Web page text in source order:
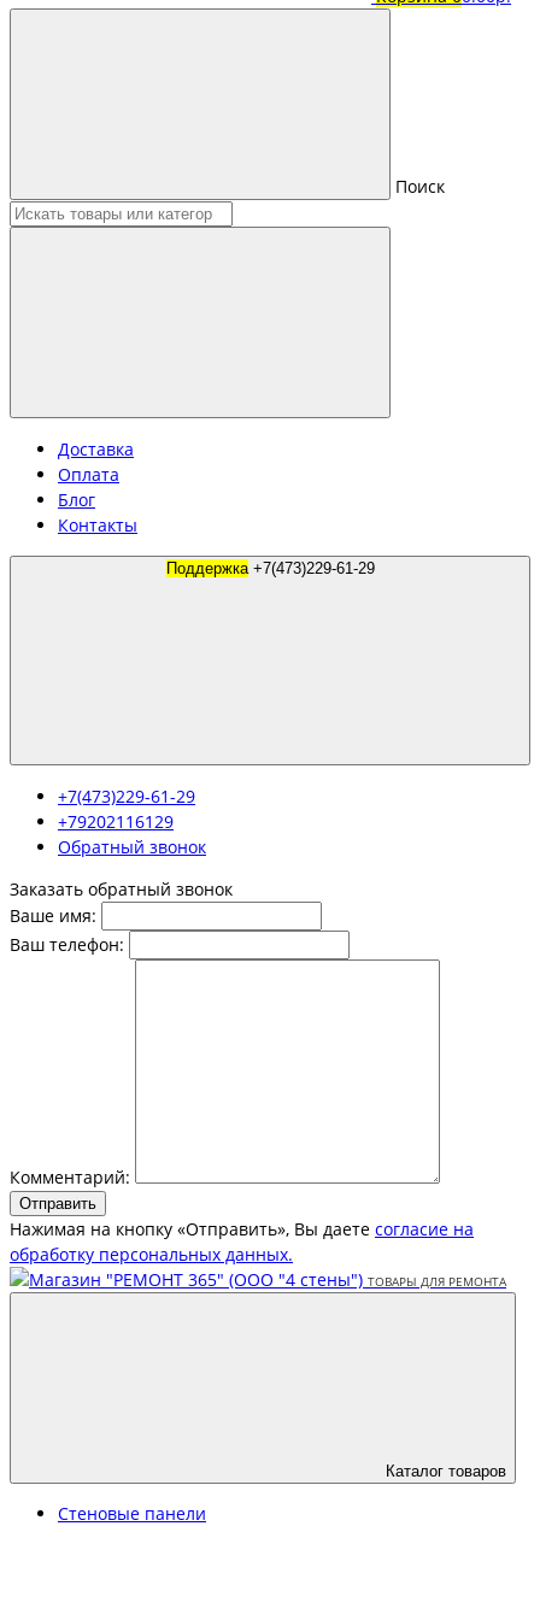
Поиск
Доставка
Оплата
Блог
Контакты
Поддержка +7(473)229-61-29
+7(473)229-61-29
+79202116129
Обратный звонок
Заказать обратный звонок
Ваше имя:
Ваш телефон:
Комментарий:
Отправить
Нажимая на кнопку «Отправить», Вы даете согласие на
обработку персональных данных.
Каталог товаров
Стеновые панели